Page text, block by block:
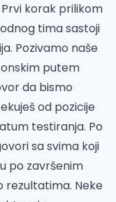
korak prilikom
tima sastoji
Pozivamo naše
putem
da bismo
od pozicije
testiranja. Po
sa svima koji
po završenim
rezultatima. Neke